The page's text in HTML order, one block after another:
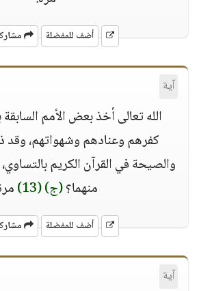
أضف للمفضلة
آية
الله تعالى أخذ بعض الأمم
كفرهم وعنادهم وشهواتهم،
والصيحة في القرآن الكريم
منهما؟(ج)(13)
أضف للمفضلة
آية